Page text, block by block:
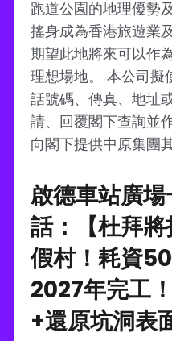
跑道公園的地理優勢
搖身成為香港旅遊業
期望此地將來可以作
理想場地。 本公司擬
話號碼、傳真、地址
請、回覆閣下查詢並
向閣下提供中原集團
啟德車站廣
話：【杜拜
假村！耗資
2027年完工
+還原坑洞表